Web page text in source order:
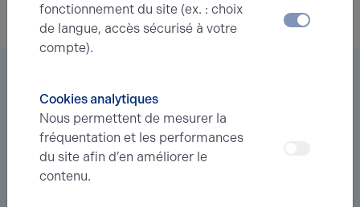
Screwfix à Beauvais
immobilier ?
Déléguez votre projetà nos experts et soyez prévenus des
nouvelles offres enavant-première
fonctionnement du site (ex. : choix
de langue, accès sécurisé à votre
compte).
Cookies analytiques
Nous permettent de mesurer la
fréquentation et les performances
du site afin d’en améliorer le
contenu.